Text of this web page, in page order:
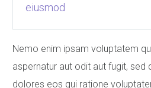
eiusmod
Nemo enim ipsam voluptatem
aspernatur aut odit aut fugit, sed
dolores eos qui ratione